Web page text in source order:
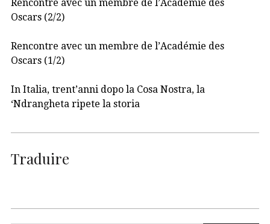
Rencontre avec un membre de l’Académie des
Oscars (2/2)
Rencontre avec un membre de l’Académie des
Oscars (1/2)
In Italia, trent’anni dopo la Cosa Nostra, la
‘Ndrangheta ripete la storia
Traduire